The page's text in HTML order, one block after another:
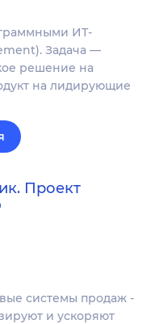
ИТ-
Задача —
решение на
на лидирующие
Проект
системы продаж -
и ускоряют